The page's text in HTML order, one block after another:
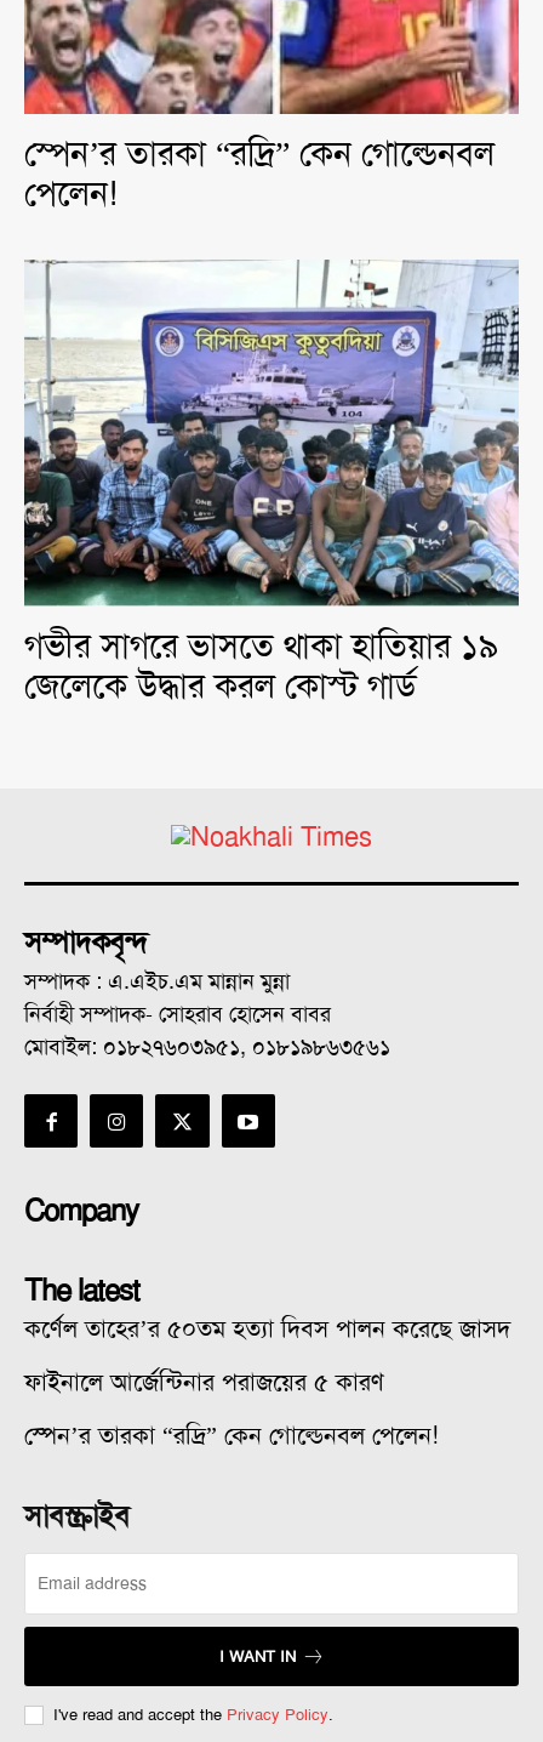
স্পেন’র তারকা “রদ্রি” কেন গোল্ডেনবল
পেলেন!
গভীর সাগরে ভাসতে থাকা হাতিয়ার ১৯
জেলেকে উদ্ধার করল কোস্ট গার্ড
সম্পাদকবৃন্দ
সম্পাদক : এ.এইচ.এম মান্নান মুন্না
নির্বাহী সম্পাদক- সোহরাব হোসেন বাবর
মোবাইল: ০১৮২৭৬০৩৯৫১, ০১৮১৯৮৬৩৫৬১
Company
The latest
কর্ণেল তাহের’র ৫০তম হত্যা দিবস পালন করেছে জাসদ
ফাইনালে আর্জেন্টিনার পরাজয়ের ৫ কারণ
স্পেন’র তারকা “রদ্রি” কেন গোল্ডেনবল পেলেন!
সাবস্ক্রাইব
I WANT IN
I've read and accept the Privacy Policy.